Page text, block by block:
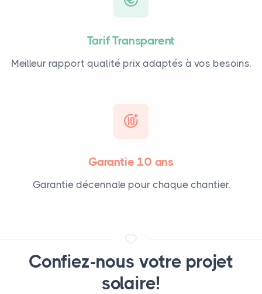
Tarif Transparent
Meilleur rapport qualité prix adaptés à vos besoins.
Garantie 10 ans
Garantie décennale pour chaque chantier.
Confiez-nous votre projet
solaire!